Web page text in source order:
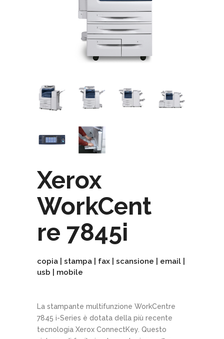
Xerox
WorkCent
re 7845i
copia | stampa | fax | scansione | email |
usb | mobile
La stampante multifunzione WorkCentre
7845 i-Series è dotata della più recente
tecnologia Xerox ConnectKey. Questo